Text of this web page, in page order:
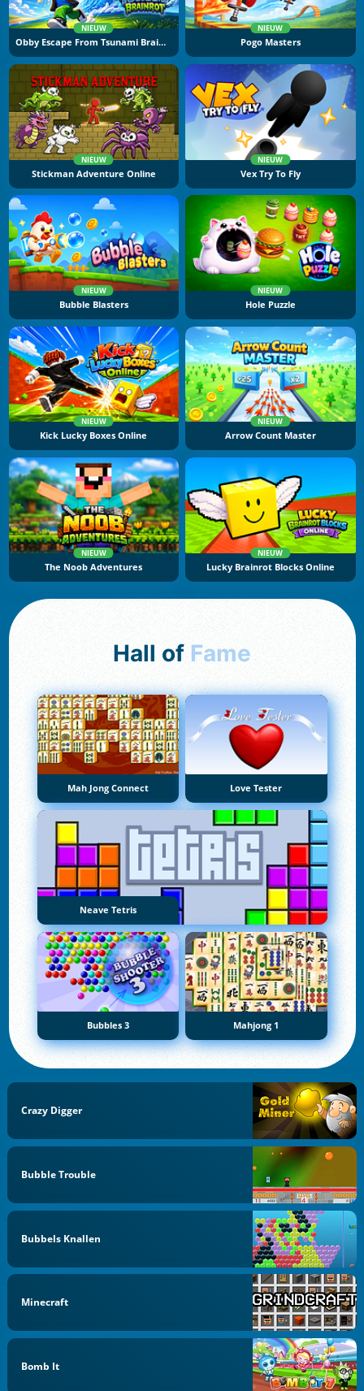
NIEUW
Obby Escape From Tsunami Brainrot
NIEUW
Pogo Masters
NIEUW
Stickman Adventure Online
NIEUW
Vex Try To Fly
NIEUW
Bubble Blasters
NIEUW
Hole Puzzle
NIEUW
Kick Lucky Boxes Online
NIEUW
Arrow Count Master
NIEUW
The Noob Adventures
NIEUW
Lucky Brainrot Blocks Online
Hall of Fame
Mah Jong Connect Love Tester
Neave Tetris
Bubbles 3 Mahjong 1
Crazy Digger
Bubble Trouble
Bubbels Knallen
Minecraft
Bomb It